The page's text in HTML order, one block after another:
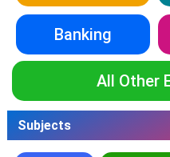
Banking
All Other
Subjects